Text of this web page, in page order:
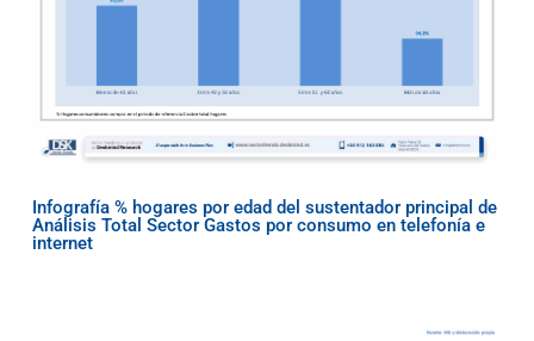
Infografía % hogares por edad del sustentador principal de
Análisis Total Sector Gastos por consumo en telefonía e
internet